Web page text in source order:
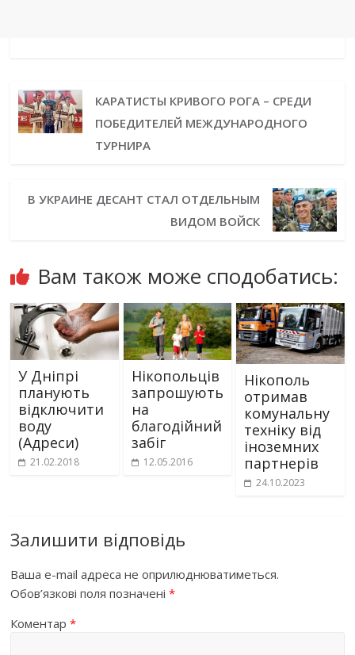
КАРАТИСТЫ КРИВОГО РОГА – СРЕДИ
ПОБЕДИТЕЛЕЙ МЕЖДУНАРОДНОГО
ТУРНИРА
В УКРАИНЕ ДЕСАНТ СТАЛ ОТДЕЛЬНЫМ
ВИДОМ ВОЙСК
Вам також може сподобатись:
У Дніпрі
планують
відключити
воду
(Адреси)
21.02.2018
Нікопольців
запрошують
на
благодійний
забіг
12.05.2016
Нікополь
отримав
комунальну
техніку від
іноземних
партнерів
24.10.2023
Залишити відповідь
Ваша e-mail адреса не оприлюднюватиметься.
Обов’язкові поля позначені*
Коментар*